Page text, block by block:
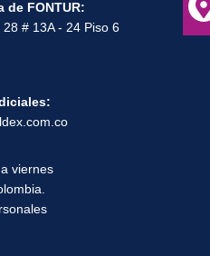
de FONTUR:
# 13A - 24 Piso 6
viernes